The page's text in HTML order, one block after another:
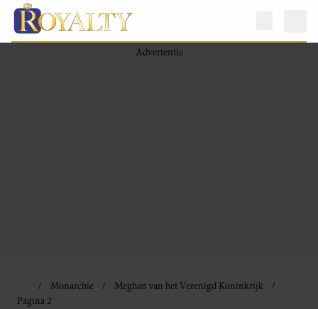
Monarchie
Meghan van het Verenigd Koninkrijk
Pagina 2